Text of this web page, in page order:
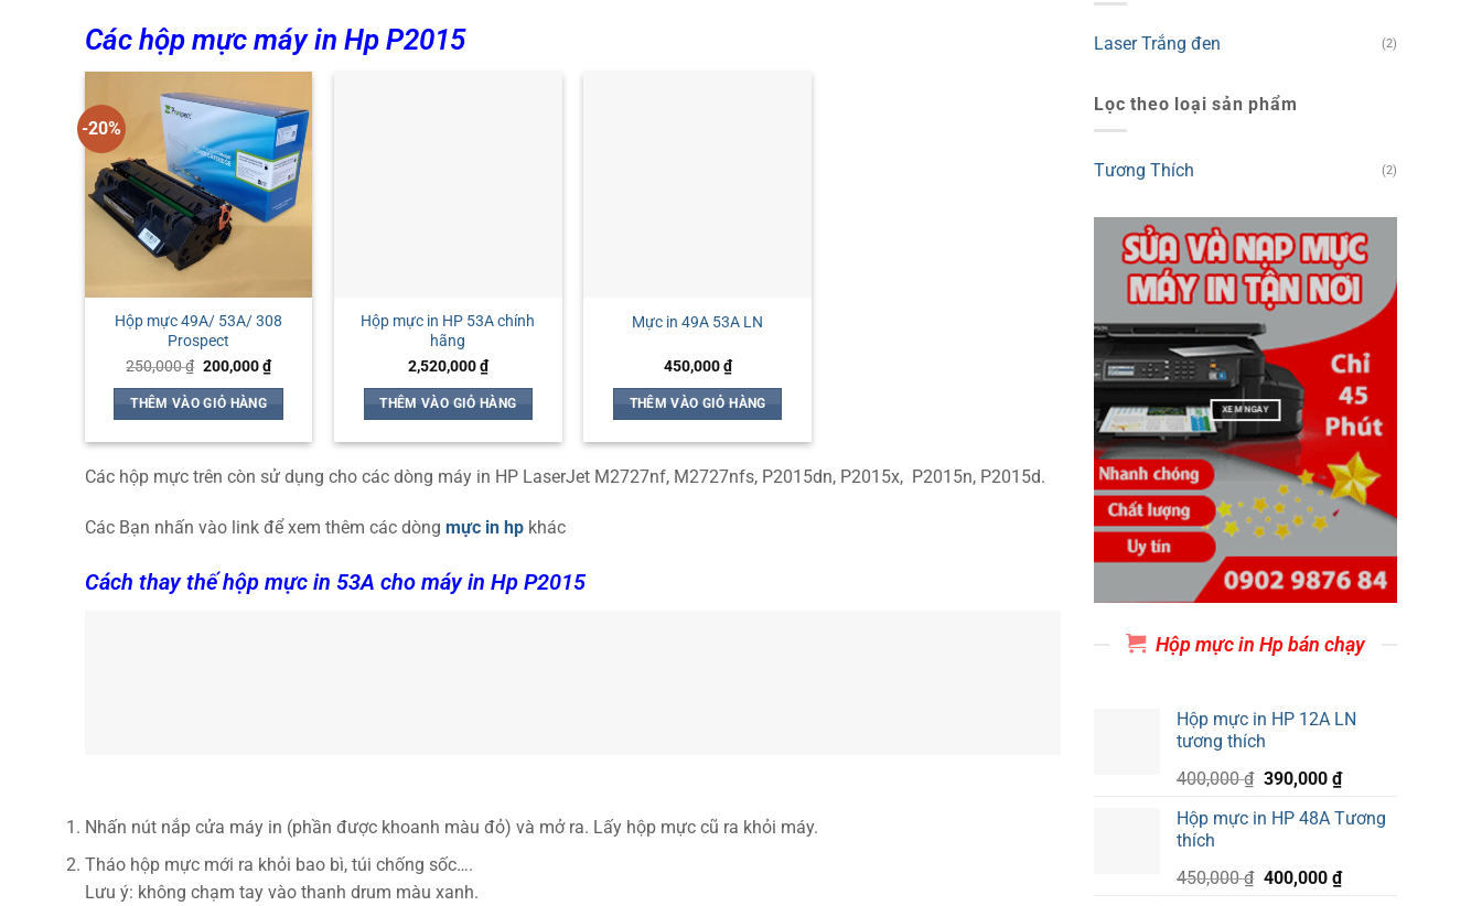
Các hộp mực máy in Hp P2015
-20%
Hộp mực 49A/ 53A/ 308
Prospect
250,000₫ Giá
là:
250,000 ₫.
200,000₫Giá
hiện
THÊM VÀO GIỎ HÀNG
Hộp mực in HP 53A chính
hãng
2,520,000₫
THÊM VÀO GIỎ HÀNG
Mực in 49A 53A LN
450,000₫
THÊM VÀO GIỎ HÀNG
Các hộp mực trên còn sử dụng cho các dòng máy in HP LaserJet M2727nf, M2727nfs, P2015dn, P2015x, P2015n, P2015d.
Các Bạn nhấn vào link để xem thêm các dòng mực in hp khác
Cách thay thế hộp mực in 53A cho máy in Hp P2015
Nhấn nút nắp cửa máy in (phần được khoanh màu đỏ) và mở ra. Lấy hộp mực cũ ra khỏi máy.
Tháo hộp mực mới ra khỏi bao bì, túi chống sốc….
Lưu ý: không chạm tay vào thanh drum màu xanh.
Laser Trắng đen (2)
Lọc theo loại sản phẩm
Tương Thích (2)
XEM NGAY
Hộp mực in Hp bán chạy
Hộp mực in HP 12A LN
tương thích
400,000₫ Giá
là:
390,000 ₫Giá
tại
390,000 ₫.
Hộp mực in HP 48A Tương
thích
450,000₫ Giá
400,000 ₫Giá